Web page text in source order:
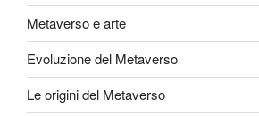
Metaverso e arte
Evoluzione del Metaverso
Le origini del Metaverso